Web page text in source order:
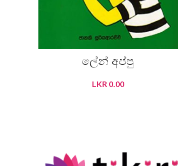
ලේන් අප්පු
LKR0.00